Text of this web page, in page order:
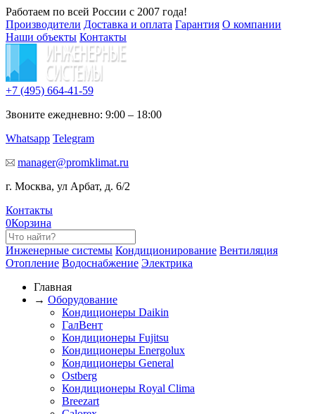
Работаем по всей России с 2007 года!
Производители Доставка и оплата Гарантия О компании
Наши объекты Контакты
+7 (495) 664-41-59
Звоните ежедневно: 9:00 – 18:00
Whatsapp Telegram
manager@promklimat.ru
г. Москва, ул Арбат, д. 6/2
Контакты
0Корзина
Инженерные системы Кондиционирование Вентиляция
Отопление Водоснабжение Электрика
Главная
→ Оборудование
Кондиционеры Daikin
ГалВент
Кондиционеры Fujitsu
Кондиционеры Energolux
Кондиционеры General
Ostberg
Кондиционеры Royal Clima
Breezart